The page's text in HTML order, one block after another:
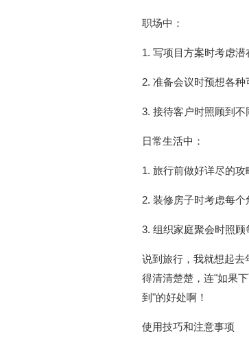
职场中：
1. 写项目方案时考虑潜
2. 准备会议时预想各种
3. 接待客户时照顾到
日常生活中：
1. 旅行前做好详尽的攻
2. 装修房子时考虑每个
3. 组织家庭聚会时照顾
说到旅行，我就想起去
得清清楚楚，连"如果
到"的好处啊！
使用技巧和注意事项